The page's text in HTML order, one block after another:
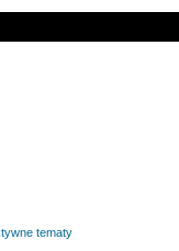
tematy